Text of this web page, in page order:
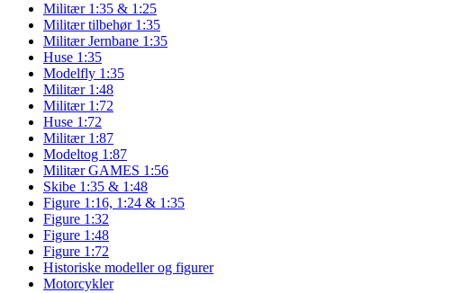
Militær 1:35 & 1:25
Militær tilbehør 1:35
Militær Jernbane 1:35
Huse 1:35
Modelfly 1:35
Militær 1:48
Militær 1:72
Huse 1:72
Militær 1:87
Modeltog 1:87
Militær GAMES 1:56
Skibe 1:35 & 1:48
Figure 1:16, 1:24 & 1:35
Figure 1:32
Figure 1:48
Figure 1:72
Historiske modeller og figurer
Motorcykler